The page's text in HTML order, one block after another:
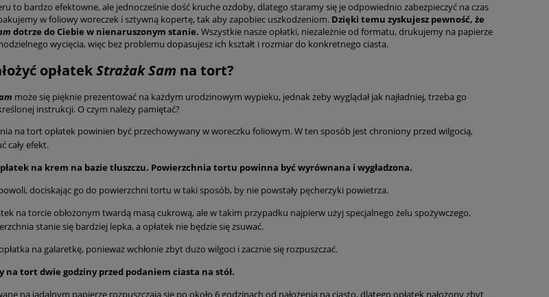
to bardzo efektowne, ale jednocześnie dość kruche ozdoby, dlatego staramy się je odpowiednio zabezpieczyć na czas
w foliowy woreczek i sztywną kopertę, tak aby zapobiec uszkodzeniom. Dzięki temu zyskujesz pewność, że
dotrze do Ciebie w nienaruszonym stanie. Wszystkie nasze opłatki, niezależnie od formatu, drukujemy na papierze
wycięcia, więc bez problemu dopasujesz ich kształt i rozmiar do konkretnego ciasta.
opłatekStrażak Sam na tort?
może się pięknie prezentować na każdym urodzinowym wypieku, jednak żeby wyglądał jak najładniej, trzeba go
instrukcji. O czym należy pamiętać?
na tort opłatek powinien być przechowywany w woreczku foliowym. W ten sposób jest chroniony przed wilgocią,
cały efekt.
na krem na bazie tłuszczu. Powierzchnia tortu powinna być wyrównana i wygładzona.
dociskając go do powierzchni tortu w taki sposób, by nie powstały pęcherzyki powietrza.
na torcie obłożonym twardą masą cukrową, ale w takim przypadku najpierw użyj specjalnego żelu spożywczego,
stanie się bardziej lepka, a opłatek nie będzie się zsuwać.
na galaretkę, ponieważ wchłonie zbyt dużo wilgoci i zacznie się rozpuszczać.
na tort dwie godziny przed podaniem ciasta na stół.
na jadalnym papierze rozpuszczają się po około 6 godzinach od nałożenia na ciasto, dlatego opłatek nałożony zbyt